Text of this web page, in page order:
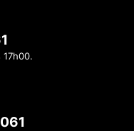
17h00.